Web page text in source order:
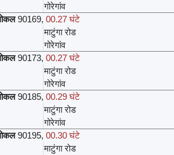
गोरेगांव
90169, 00.27 घंटे
माटुंगा रोड
गोरेगांव
90173, 00.27 घंटे
माटुंगा रोड
गोरेगांव
90185, 00.29 घंटे
माटुंगा रोड
गोरेगांव
90195, 00.30 घंटे
माटुंगा रोड